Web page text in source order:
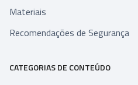
Materiais
Recomendações de Segurança
CATEGORIAS DE CONTEÚDO